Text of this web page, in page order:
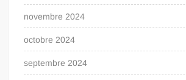
novembre 2024
octobre 2024
septembre 2024